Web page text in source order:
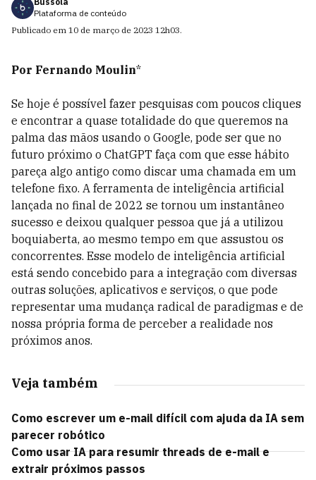
Plataforma de conteúdo
Publicado em 10 de março de 2023 12h03.
Por Fernando Moulin*
Se hoje é possível fazer pesquisas com poucos cliques
e encontrar a quase totalidade do que queremos na
palma das mãos usando o Google, pode ser que no
futuro próximo o ChatGPT faça com que esse hábito
pareça algo antigo como discar uma chamada em um
telefone fixo. A ferramenta de inteligência artificial
lançada no final de 2022 se tornou um instantâneo
sucesso e deixou qualquer pessoa que já a utilizou
boquiaberta, ao mesmo tempo em que assustou os
concorrentes. Esse modelo de inteligência artificial
está sendo concebido para a integração com diversas
outras soluções, aplicativos e serviços, o que pode
representar uma mudança radical de paradigmas e de
nossa própria forma de perceber a realidade nos
próximos anos.
Veja também
Como escrever um e-mail difícil com ajuda da IA sem
parecer robótico
Como usar IA para resumir threads de e-mail e
extrair próximos passos